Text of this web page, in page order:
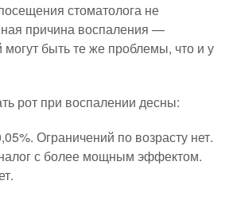
стоматолога не
причина воспаления —
могут быть те же проблемы, что и у
рот при воспалении десны:
Ограничений по возрасту нет.
с более мощным эффектом.